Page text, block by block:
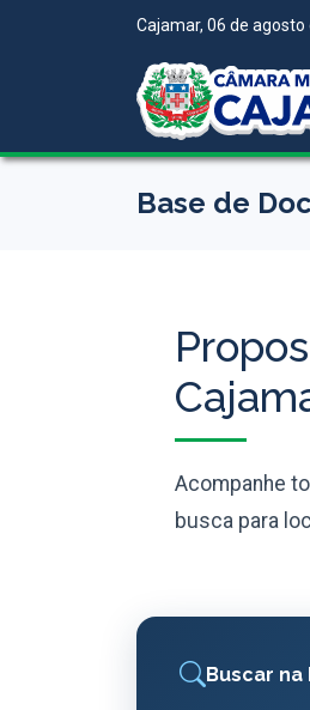
Cajamar, 06 de
Base de
Acompanhe
busca para
Buscar